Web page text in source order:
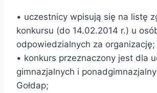
• uczestnicy wpisują się na listę
konkursu (do 14.02.2014 r.) u
odpowiedzialnych za organizację;
• konkurs przeznaczony jest dla
gimnazjalnych i
Gołdap;